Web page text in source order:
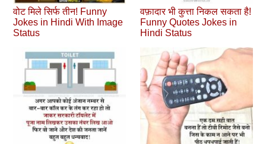
वोट मिले सिर्फ तीन! Funny
Jokes in Hindi With Image
Status
वफ़ादार भी कुत्ता निकल सकता है!
Funny Quotes Jokes in
Hindi Status